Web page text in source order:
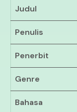
Judul
Penulis
Penerbit
Genre
Bahasa